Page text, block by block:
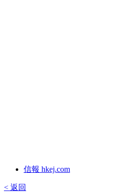
信報 hkej.com
< 返回